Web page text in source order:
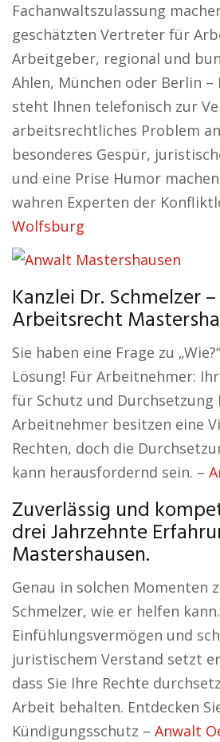
Fachanwaltszulassung
geschätzten Vertreter für
Arbeitgeber, regional und
Ahlen, München oder Berlin –
steht Ihnen telefonisch zur
arbeitsrechtliches Problem
besonderes Gespür,
und eine Prise Humor
wahren Experten der
Wolfsburg
Kanzlei Dr. Schmelzer
Arbeitsrecht
Sie haben eine Frage zu
Lösung! Für Arbeitnehmer:
für Schutz und Durchsetzung
Arbeitnehmer besitzen eine
Rechten, doch die
kann herausfordernd sein. –
Zuverlässig und
drei Jahrzehnte
Mastershausen.
Genau in solchen Momenten
Schmelzer, wie er helfen
Einfühlungsvermögen und
juristischem Verstand setzt
dass Sie Ihre Rechte
Arbeit behalten. Entdecken
Kündigungsschutz – Anwalt